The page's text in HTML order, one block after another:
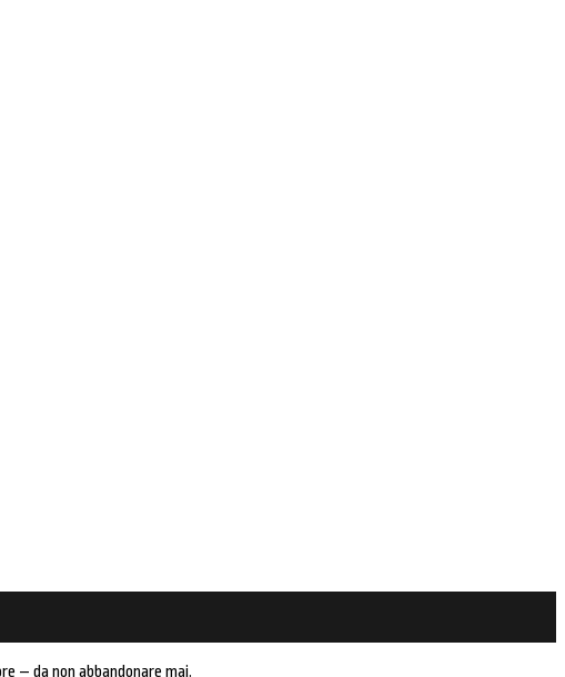
– da non abbandonare mai.